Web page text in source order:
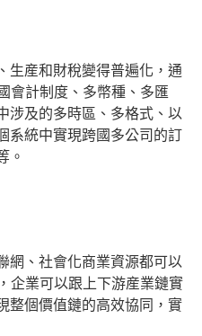
生産和財稅變得普遍化，通
會計制度、多幣種、多匯
涉及的多時區、多格式、以
系統中實現跨國多公司的訂
。
網、社會化商業資源都可以
企業可以跟上下游産業鏈實
整個價值鏈的高效協同，實